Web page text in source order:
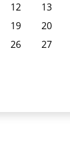
12 13
19 20
26 27